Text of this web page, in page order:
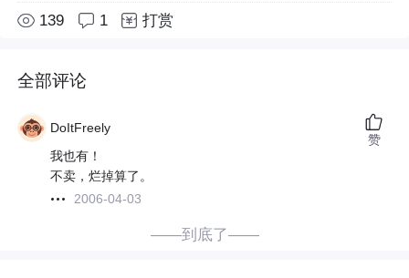
139 1 打赏
全部评论
DoItFreely
我也有！
不卖，烂掉算了。
2006-04-03
赞
——到底了——